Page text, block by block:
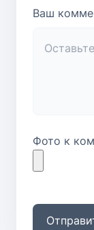
Ваш
Фото к